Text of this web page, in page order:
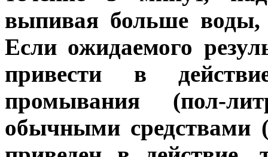
выпивая больше воды,
Если ожидаемого
привести в
промывания (пол-
обычными средствами